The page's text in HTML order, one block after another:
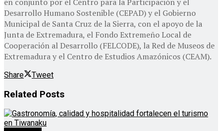
Desarrollo Humano Sostenible (CEPAD) y el Gobierno
Municipal de Santa Cruz de la Sierra, con el apoyo de la
Junta de Extremadura, el Fondo Extremeño Local de
Cooperación al Desarrollo (FELCODE), la Red de Museos de
Extremadura y el Centro de Estudios Amazónicos (CEAM).
Share Tweet
Related Posts